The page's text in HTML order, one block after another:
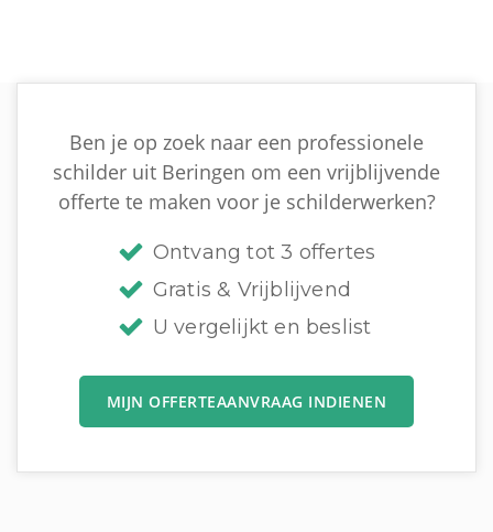
Ben je op zoek naar een professionele
schilder uit Beringen om een vrijblijvende
offerte te maken voor je schilderwerken?
Ontvang tot 3 offertes
Gratis & Vrijblijvend
U vergelijkt en beslist
MIJN OFFERTEAANVRAAG INDIENEN